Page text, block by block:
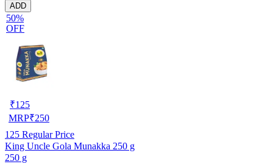
ADD
50%
OFF
₹125
MRP₹250
125 Regular Price
King Uncle Gola Munakka 250 g
250 g